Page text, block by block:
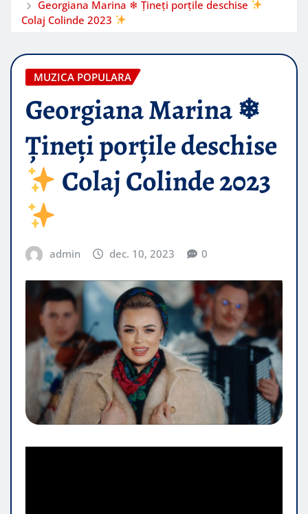
Georgiana Marina ❄ Țineți porțile deschise
Colaj Colinde 2023
MUZICA POPULARA
Georgiana Marina ❄
Țineți porțile deschise
Colaj Colinde 2023
admin dec. 10, 2023 0